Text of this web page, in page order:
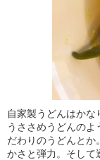
自家製うどんはか
うささめうどんのよ
だわりのうどんとか
かさと弾力。そして